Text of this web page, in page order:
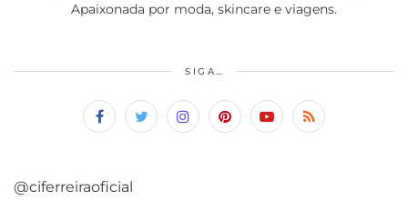
Apaixonada por moda, skincare e viagens.
SIGA…
@ciferreiraoficial